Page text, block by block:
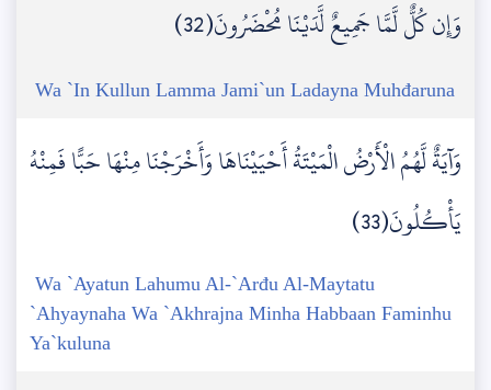
وَإِن كُلٌّ لَّمَّا جَمِيعٌ لَّدَيْنَا مُحْضَرُونَ(32)
Wa `In Kullun Lamma Jami`un Ladayna Muhđaruna
وَآيَةٌ لَّهُمُ الْأَرْضُ الْمَيْتَةُ أَحْيَيْنَاهَا وَأَخْرَجْنَا مِنْهَا حَبًّا فَمِنْهُ
يَأْكُلُونَ(33)
Wa `Ayatun Lahumu Al-`Arđu Al-Maytatu
`Ahyaynaha Wa `Akhrajna Minha Habbaan Faminhu
Ya`kuluna